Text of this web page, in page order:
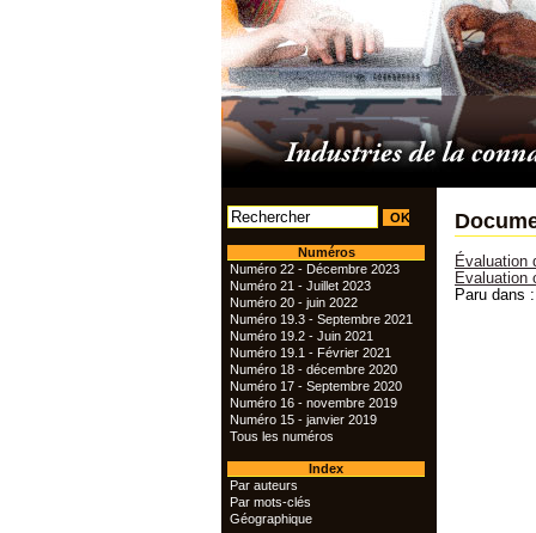
Numéros
Numéro 22 - Décembre 2023
Numéro 21 - Juillet 2023
Numéro 20 - juin 2022
Numéro 19.3 - Septembre 2021
Numéro 19.2 - Juin 2021
Numéro 19.1 - Février 2021
Numéro 18 - décembre 2020
Numéro 17 - Septembre 2020
Numéro 16 - novembre 2019
Numéro 15 - janvier 2019
Tous les numéros
Index
Par auteurs
Par mots-clés
Géographique
Évaluation
Evaluation
Paru dans